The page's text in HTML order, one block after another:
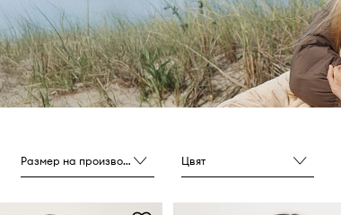
Размер на производителя Цвят